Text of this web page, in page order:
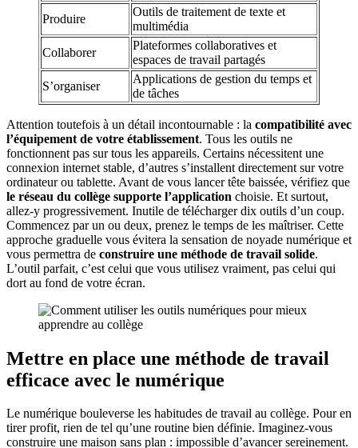
Produire
Outils de traitement de texte et
multimédia
Collaborer
Plateformes collaboratives et
espaces de travail partagés
S’organiser
Applications de gestion du temps et
de tâches
Attention toutefois à un détail incontournable : la compatibilité avec
l’équipement de votre établissement. Tous les outils ne
fonctionnent pas sur tous les appareils. Certains nécessitent une
connexion internet stable, d’autres s’installent directement sur votre
ordinateur ou tablette. Avant de vous lancer tête baissée, vérifiez que
le réseau du collège supporte l’application choisie. Et surtout,
allez-y progressivement. Inutile de télécharger dix outils d’un coup.
Commencez par un ou deux, prenez le temps de les maîtriser. Cette
approche graduelle vous évitera la sensation de noyade numérique et
vous permettra de construire une méthode de travail solide.
L’outil parfait, c’est celui que vous utilisez vraiment, pas celui qui
dort au fond de votre écran.
Mettre en place une méthode de travail
efficace avec le numérique
Le numérique bouleverse les habitudes de travail au collège. Pour en
tirer profit, rien de tel qu’une routine bien définie. Imaginez-vous
construire une maison sans plan : impossible d’avancer sereinement.